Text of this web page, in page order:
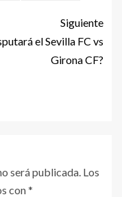
Siguiente
el Sevilla FC vs
Girona CF?
será publicada. Los
con*